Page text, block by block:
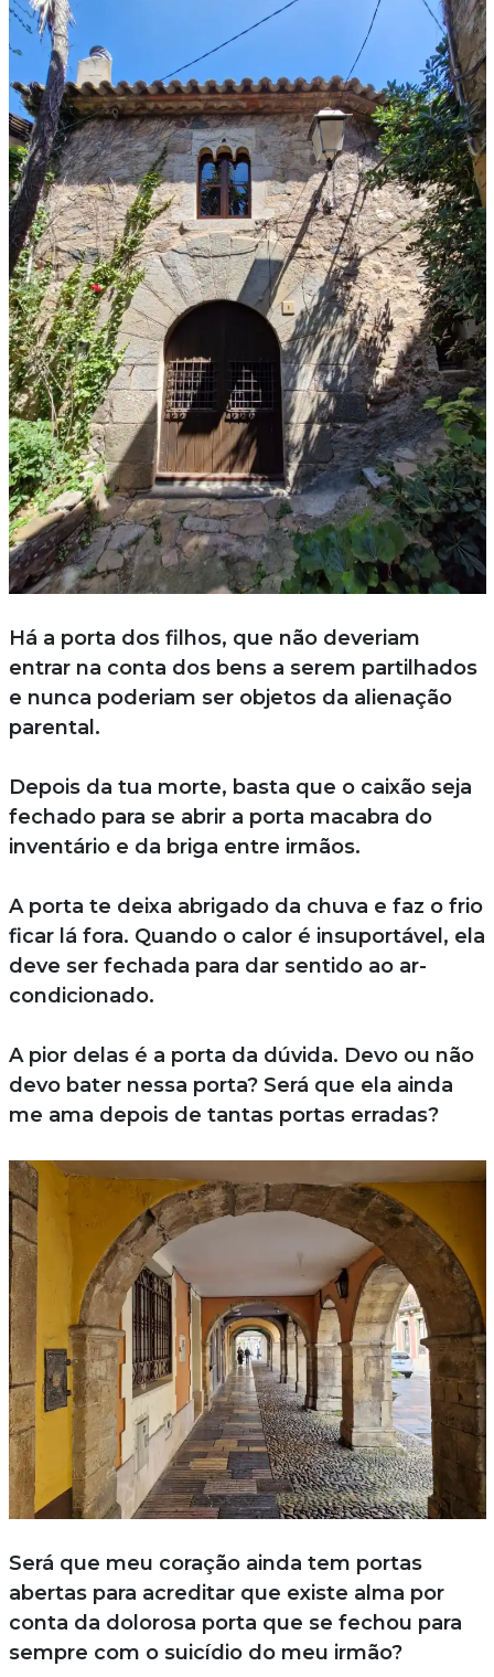
Há a porta dos filhos, que não deveriam
entrar na conta dos bens a serem partilhados
e nunca poderiam ser objetos da alienação
parental.
Depois da tua morte, basta que o caixão seja
fechado para se abrir a porta macabra do
inventário e da briga entre irmãos.
A porta te deixa abrigado da chuva e faz o frio
ficar lá fora. Quando o calor é insuportável, ela
deve ser fechada para dar sentido ao ar-
condicionado.
A pior delas é a porta da dúvida. Devo ou não
devo bater nessa porta? Será que ela ainda
me ama depois de tantas portas erradas?
Será que meu coração ainda tem portas
abertas para acreditar que existe alma por
conta da dolorosa porta que se fechou para
sempre com o suicídio do meu irmão?